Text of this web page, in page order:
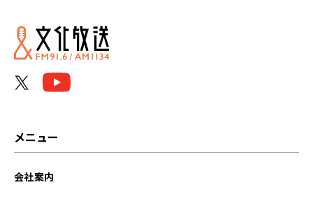
メニュー
会社案内